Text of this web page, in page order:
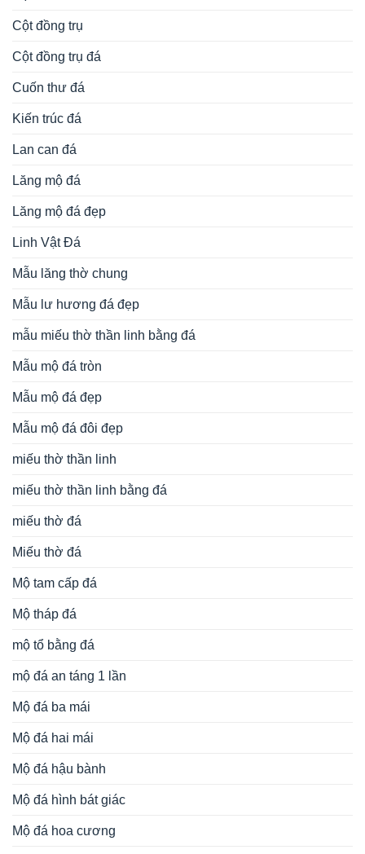
Cột đồng trụ
Cột đồng trụ đá
Cuốn thư đá
Kiến trúc đá
Lan can đá
Lăng mộ đá
Lăng mộ đá đẹp
Linh Vật Đá
Mẫu lăng thờ chung
Mẫu lư hương đá đẹp
mẫu miếu thờ thần linh bằng đá
Mẫu mộ đá tròn
Mẫu mộ đá đẹp
Mẫu mộ đá đôi đẹp
miếu thờ thần linh
miếu thờ thần linh bằng đá
miếu thờ đá
Miếu thờ đá
Mộ tam cấp đá
Mộ tháp đá
mộ tổ bằng đá
mộ đá an táng 1 lần
Mộ đá ba mái
Mộ đá hai mái
Mộ đá hậu bành
Mộ đá hình bát giác
Mộ đá hoa cương